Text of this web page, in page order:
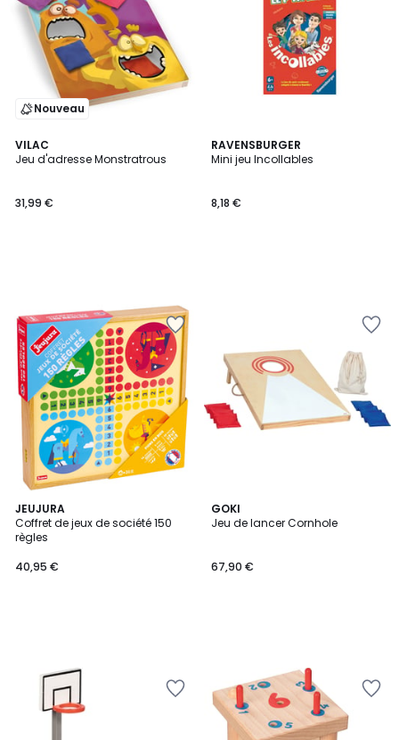
Nouveau
VILAC
Jeu d'adresse Monstratrous
31,99 €
RAVENSBURGER
Mini jeu Incollables
8,18 €
JEUJURA
Coffret de jeux de société 150
règles
40,95 €
GOKI
Jeu de lancer Cornhole
67,90 €